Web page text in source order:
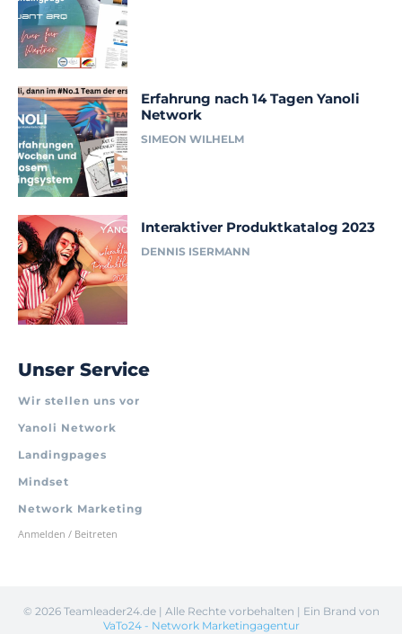
Erfahrung nach 14 Tagen Yanoli
Network
SIMEON WILHELM
Interaktiver Produktkatalog 2023
DENNIS ISERMANN
Unser Service
Wir stellen uns vor
Yanoli Network
Landingpages
Mindset
Network Marketing
Anmelden / Beitreten
© 2026 Teamleader24.de | Alle Rechte vorbehalten | Ein Brand von
VaTo24 - Network Marketingagentur